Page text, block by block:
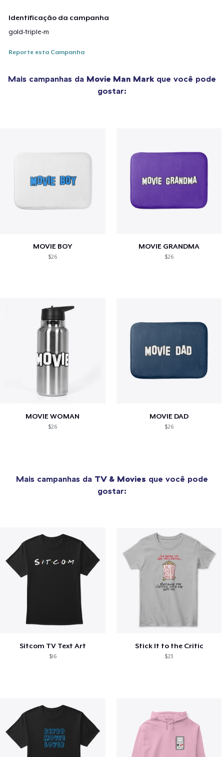
Identificação da campanha
gold-triple-m
Reporte esta Campanha
Mais campanhas da Movie Man Mark que você pode
gostar:
MOVIE BOY
$26
MOVIE GRANDMA
$26
MOVIE WOMAN
$26
MOVIE DAD
$26
Mais campanhas da TV & Movies que você pode
gostar:
Sitcom TV Text Art
$16
Stick It to the Critic
$23